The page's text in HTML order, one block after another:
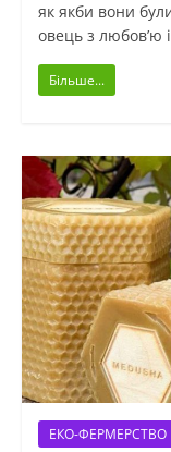
як якби вони
овець з любов’ю
Більше...
ЕКО-ФЕРМЕРСТВО